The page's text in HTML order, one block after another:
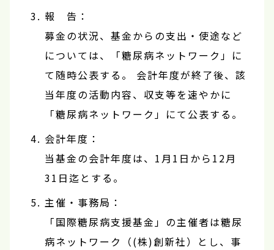
報 告：
募金の状況、基金からの支出・使途など
については、「糖尿病ネットワーク」に
て随時公表する。 会計年度が終了後、該
当年度の活動内容、収支等を速やかに
「糖尿病ネットワーク」にて公表する。
会計年度：
当基金の会計年度は、1月1日から12月
31日迄とする。
主催・事務局：
「国際糖尿病支援基金」の主催者は糖尿
病ネットワーク（(株)創新社）とし、事